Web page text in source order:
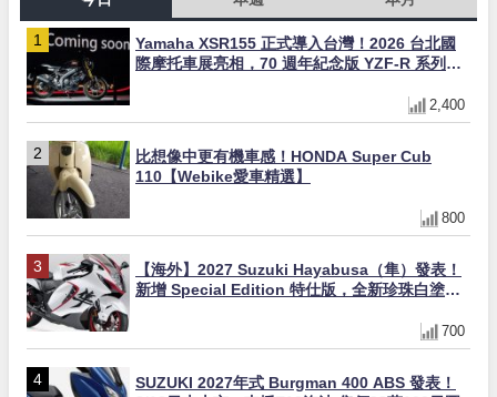
Yamaha XSR155 正式導入台灣！2026 台北國
際摩托車展亮相，70 週年紀念版 YZF-R 系列限
2,400
比想像中更有機車感！HONDA Super Cub
110【Webike愛車精選】
800
【海外】2027 Suzuki Hayabusa（隼）發表！
新增 Special Edition 特仕版，全新珍珠白塗裝
700
SUZUKI 2027年式 Burgman 400 ABS 發表！